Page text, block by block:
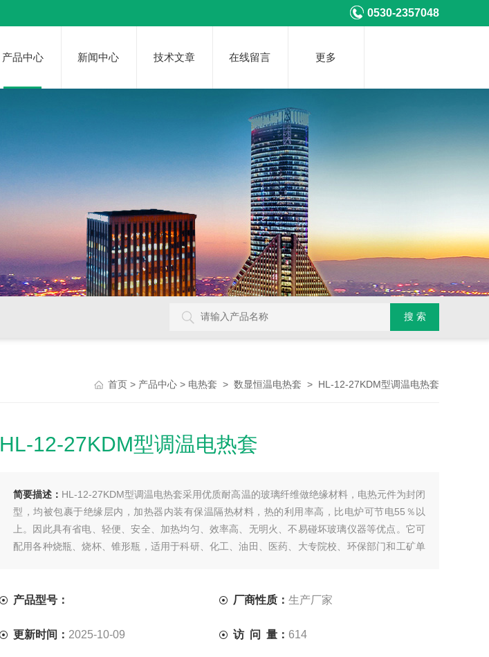
0530-2357048
产品中心 新闻中心 技术文章 在线留言 更多
首页 > 产品中心 > 电热套 > 数显恒温电热套 > HL-12-27KDM型调温电热套
HL-12-27KDM型调温电热套
简要描述： HL-12-27KDM型调温电热套采用优质耐高温的玻璃纤维做绝缘材料，电热元件为封闭
型，均被包裹于绝缘层内，加热器内装有保温隔热材料，热的利用率高，比电炉可节电55％以
上。因此具有省电、轻便、安全、加热均匀、效率高、无明火、不易碰坏玻璃仪器等优点。它可
配用各种烧瓶、烧杯、锥形瓶，适用于科研、化工、油田、医药、大专院校、环保部门和工矿单
产品型号： 厂商性质： 生产厂家
更新时间： 2025-10-09 访 问 量： 614